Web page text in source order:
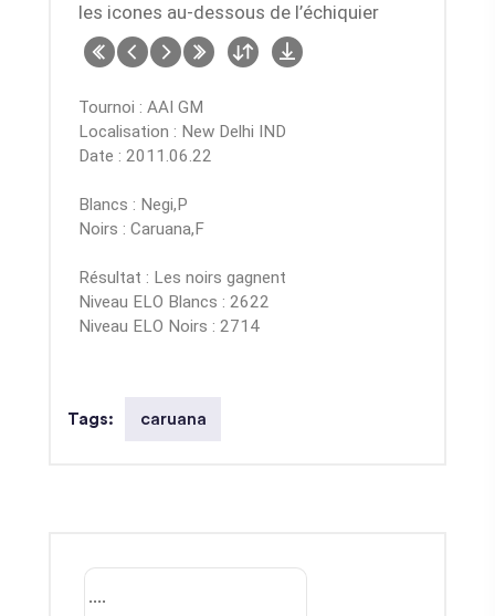
les icones au-dessous de l’échiquier
Tournoi : AAI GM
Localisation : New Delhi IND
Date : 2011.06.22
Blancs : Negi,P
Noirs : Caruana,F
Résultat : Les noirs gagnent
Niveau ELO Blancs : 2622
Niveau ELO Noirs : 2714
Tags: caruana